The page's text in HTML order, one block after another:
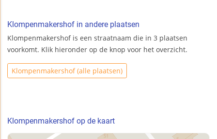
Klompenmakershof in andere plaatsen
Klompenmakershof is een straatnaam die in 3 plaatsen
voorkomt. Klik hieronder op de knop voor het overzicht.
Klompenmakershof (alle plaatsen)
Klompenmakershof op de kaart